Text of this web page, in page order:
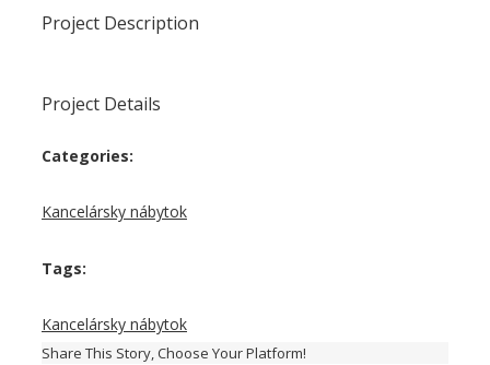
Project Description
Project Details
Categories:
Kancelársky nábytok
Tags:
Kancelársky nábytok
Share This Story, Choose Your Platform!